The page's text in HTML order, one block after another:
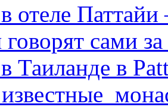
отеле
сами за
Таиланде в